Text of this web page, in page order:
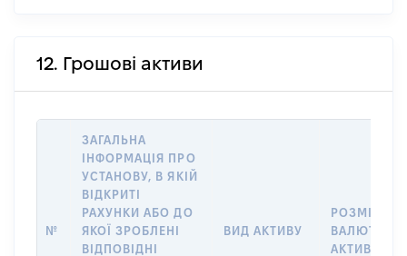
12. Грошові активи
№
ЗАГАЛЬНА
ІНФОРМАЦІЯ ПРО
УСТАНОВУ, В ЯКІЙ
ВІДКРИТІ
РАХУНКИ АБО ДО
ЯКОЇ ЗРОБЛЕНІ
ВІДПОВІДНІ
ВИД АКТИВУ
РОЗМІР ТА
ВАЛЮТА
АКТИВУ